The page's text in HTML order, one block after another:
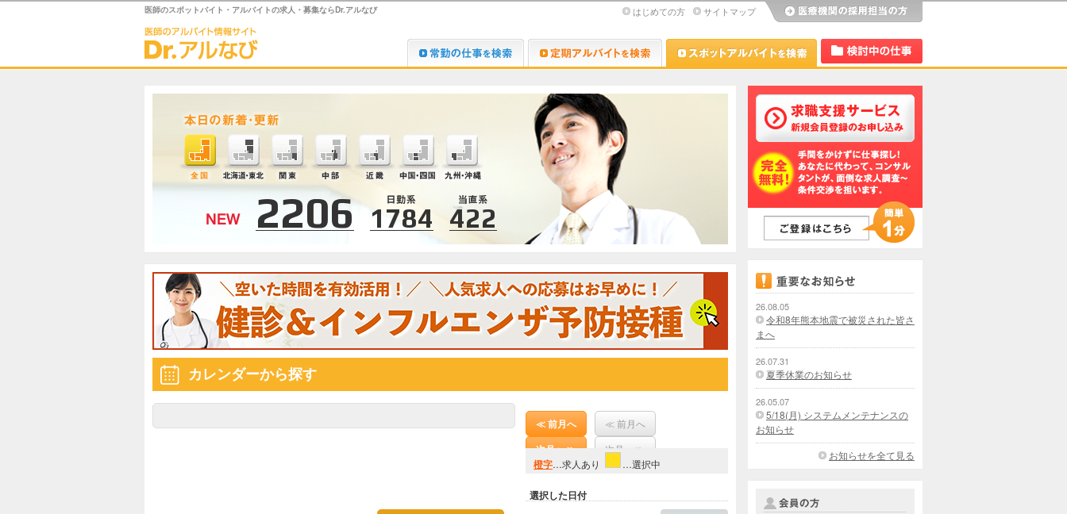
医師のスポットバイト・アルバイトの求人・募集ならDr.アルなび はじめての方 サイトマップ
Dr.転職なび Dr.アルなび Dr.アルなび
2206 1784 422
カレンダーから探す
≪ 前月へ ≪ 前月へ
次月へ ≫ 次月へ ≫
橙字…求人あり …選択中
選択した日付
26.08.05
令和8年熊本地震で被災された皆さ
まへ
26.07.31
夏季休業のお知らせ
26.05.07
5/18(月) システムメンテナンスの
お知らせ
お知らせを全て見る